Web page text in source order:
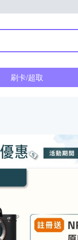
刷卡/超取